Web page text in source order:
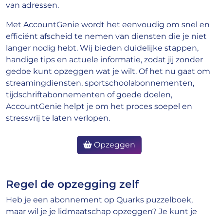
van adressen.
Met AccountGenie wordt het eenvoudig om snel en
efficiënt afscheid te nemen van diensten die je niet
langer nodig hebt. Wij bieden duidelijke stappen,
handige tips en actuele informatie, zodat jij zonder
gedoe kunt opzeggen wat je wilt. Of het nu gaat om
streamingdiensten, sportschoolabonnementen,
tijdschriftabonnementen of goede doelen,
AccountGenie helpt je om het proces soepel en
stressvrij te laten verlopen.
Opzeggen
Regel de opzegging zelf
Heb je een abonnement op Quarks puzzelboek,
maar wil je je lidmaatschap opzeggen? Je kunt je